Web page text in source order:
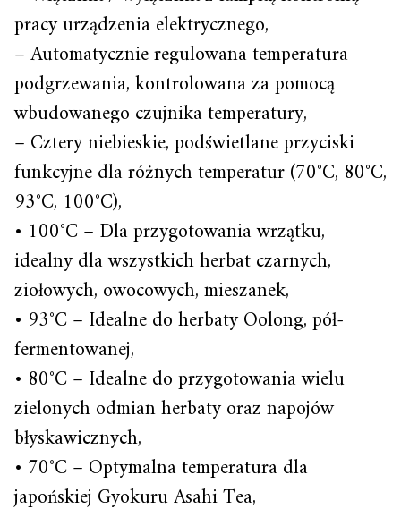
pracy urządzenia elektrycznego,
– Automatycznie regulowana temperatura
podgrzewania, kontrolowana za pomocą
wbudowanego czujnika temperatury,
– Cztery niebieskie, podświetlane przyciski
funkcyjne dla różnych temperatur (70°C, 80°C,
93°C, 100°C),
• 100°C – Dla przygotowania wrzątku,
idealny dla wszystkich herbat czarnych,
ziołowych, owocowych, mieszanek,
• 93°C – Idealne do herbaty Oolong, pół-
fermentowanej,
• 80°C – Idealne do przygotowania wielu
zielonych odmian herbaty oraz napojów
błyskawicznych,
• 70°C – Optymalna temperatura dla
japońskiej Gyokuru Asahi Tea,